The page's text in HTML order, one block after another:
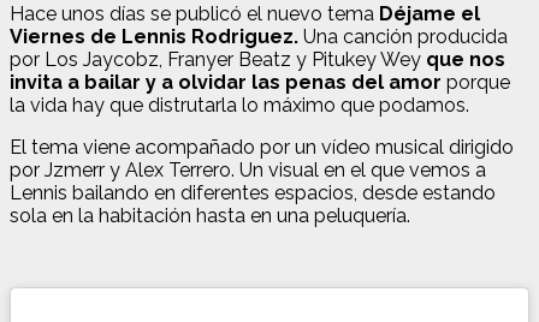
Hace unos días se publicó el nuevo tema Déjame el
Viernes de Lennis Rodriguez. Una canción producida
por Los Jaycobz, Franyer Beatz y Pitukey Wey que nos
invita a bailar y a olvidar las penas del amor porque
la vida hay que distrutarla lo máximo que podamos.
El tema viene acompañado por un vídeo musical dirigido
por Jzmerr y Alex Terrero. Un visual en el que vemos a
Lennis bailando en diferentes espacios, desde estando
sola en la habitación hasta en una peluquería.